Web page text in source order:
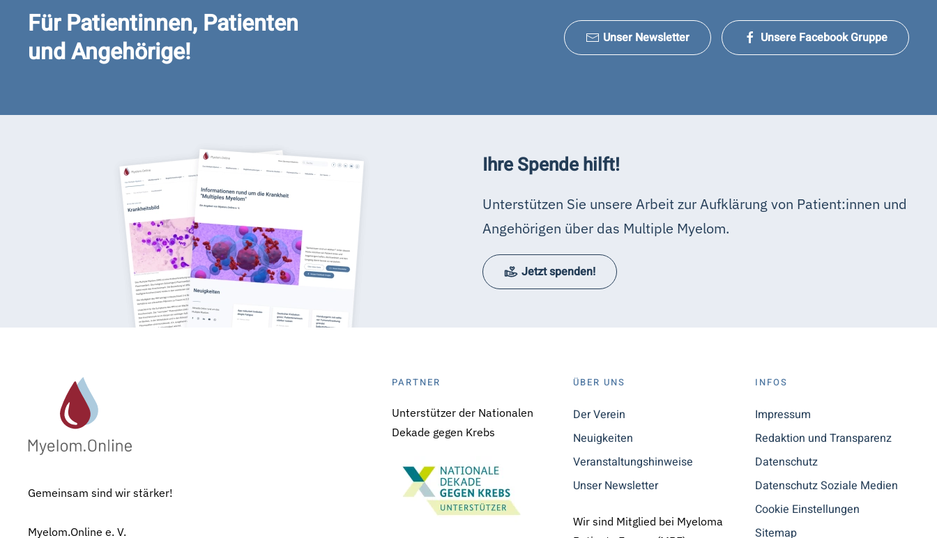
Für Patientinnen, Patienten
und Angehörige!
Unser Newsletter Unsere Facebook Gruppe
Ihre Spende hilft!
Unterstützen Sie unsere Arbeit zur Aufklärung von Patient:innen und
Angehörigen über das Multiple Myelom.
Jetzt spenden!
Gemeinsam sind wir stärker!
Myelom.Online e. V.
PARTNER
Unterstützer der Nationalen
Dekade gegen Krebs
ÜBER UNS
Der Verein
Neuigkeiten
Veranstaltungshinweise
Unser Newsletter
Wir sind Mitglied bei Myeloma
INFOS
Impressum
Redaktion und Transparenz
Datenschutz
Datenschutz Soziale Medien
Cookie Einstellungen
Sitemap